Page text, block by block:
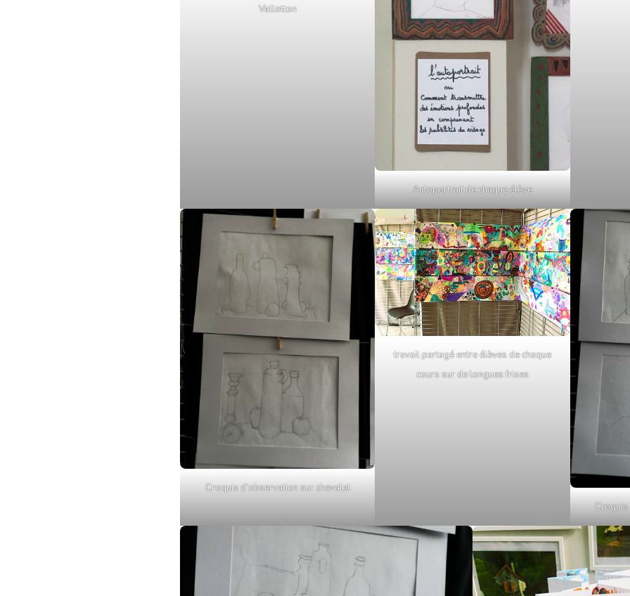
Vallotton
Autoportrait de chaque élève
Croquis d’observation sur chevalet
travail partagé entre élèves de chaque
cours sur de longues frises
Croquis